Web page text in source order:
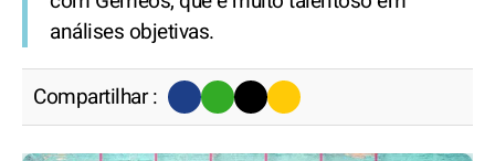
análises objetivas.
Compartilhar :